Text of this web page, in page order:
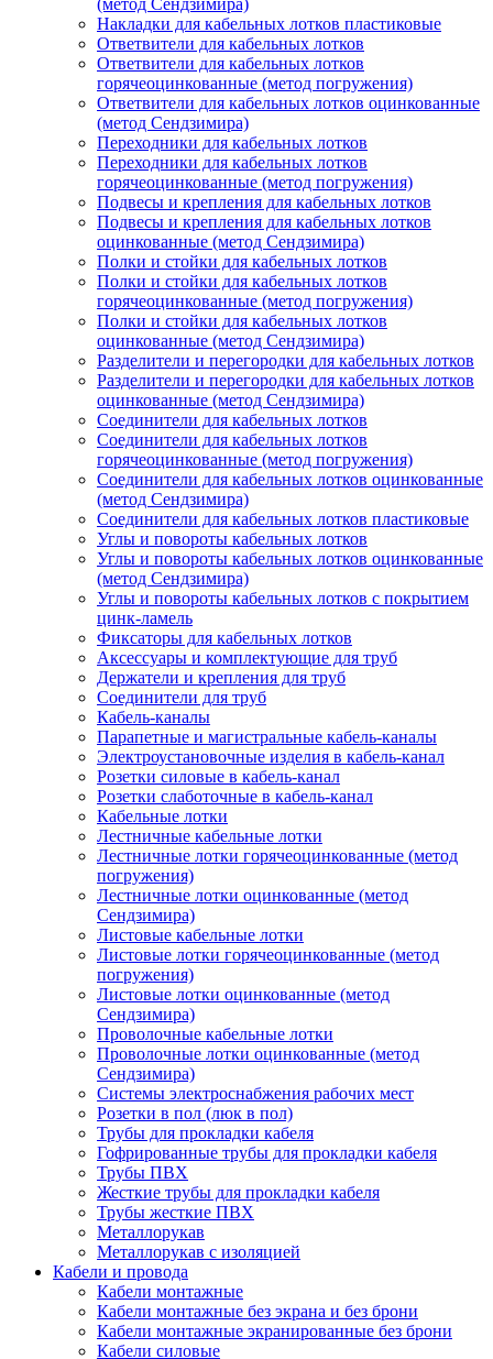
(метод Сендзимира)
Накладки для кабельных лотков пластиковые
Ответвители для кабельных лотков
Ответвители для кабельных лотков
горячеоцинкованные (метод погружения)
Ответвители для кабельных лотков оцинкованные
(метод Сендзимира)
Переходники для кабельных лотков
Переходники для кабельных лотков
горячеоцинкованные (метод погружения)
Подвесы и крепления для кабельных лотков
Подвесы и крепления для кабельных лотков
оцинкованные (метод Сендзимира)
Полки и стойки для кабельных лотков
Полки и стойки для кабельных лотков
горячеоцинкованные (метод погружения)
Полки и стойки для кабельных лотков
оцинкованные (метод Сендзимира)
Разделители и перегородки для кабельных лотков
Разделители и перегородки для кабельных лотков
оцинкованные (метод Сендзимира)
Соединители для кабельных лотков
Соединители для кабельных лотков
горячеоцинкованные (метод погружения)
Соединители для кабельных лотков оцинкованные
(метод Сендзимира)
Соединители для кабельных лотков пластиковые
Углы и повороты кабельных лотков
Углы и повороты кабельных лотков оцинкованные
(метод Сендзимира)
Углы и повороты кабельных лотков с покрытием
цинк-ламель
Фиксаторы для кабельных лотков
Аксессуары и комплектующие для труб
Держатели и крепления для труб
Соединители для труб
Кабель-каналы
Парапетные и магистральные кабель-каналы
Электроустановочные изделия в кабель-канал
Розетки силовые в кабель-канал
Розетки слаботочные в кабель-канал
Кабельные лотки
Лестничные кабельные лотки
Лестничные лотки горячеоцинкованные (метод
погружения)
Лестничные лотки оцинкованные (метод
Сендзимира)
Листовые кабельные лотки
Листовые лотки горячеоцинкованные (метод
погружения)
Листовые лотки оцинкованные (метод
Сендзимира)
Проволочные кабельные лотки
Проволочные лотки оцинкованные (метод
Сендзимира)
Системы электроснабжения рабочих мест
Розетки в пол (люк в пол)
Трубы для прокладки кабеля
Гофрированные трубы для прокладки кабеля
Трубы ПВХ
Жесткие трубы для прокладки кабеля
Трубы жесткие ПВХ
Металлорукав
Металлорукав с изоляцией
Кабели и провода
Кабели монтажные
Кабели монтажные без экрана и без брони
Кабели монтажные экранированные без брони
Кабели силовые